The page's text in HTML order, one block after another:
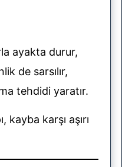
ayakta durur,
de sarsılır,
tehdidi yaratır.
karşı aşırı